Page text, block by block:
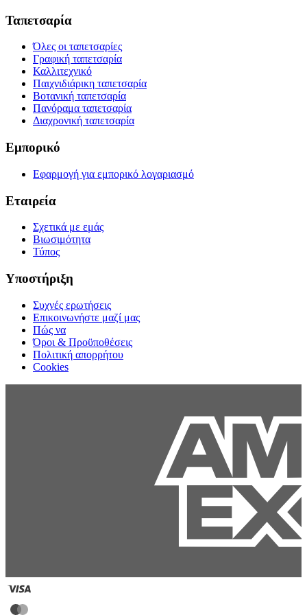
Ταπετσαρία
Όλες οι ταπετσαρίες
Γραφική ταπετσαρία
Καλλιτεχνικό
Παιχνιδιάρικη ταπετσαρία
Βοτανική ταπετσαρία
Πανόραμα ταπετσαρία
Διαχρονική ταπετσαρία
Εμπορικό
Εφαρμογή για εμπορικό λογαριασμό
Εταιρεία
Σχετικά με εμάς
Βιωσιμότητα
Τύπος
Υποστήριξη
Συχνές ερωτήσεις
Επικοινωνήστε μαζί μας
Πώς να
Όροι & Προϋποθέσεις
Πολιτική απορρήτου
Cookies